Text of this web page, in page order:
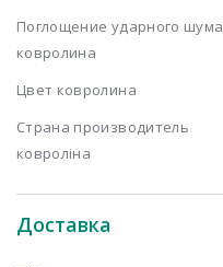
Доставка
Поглощение ударного шума
ковролина
Цвет ковролина
Страна производитель
ковроліна